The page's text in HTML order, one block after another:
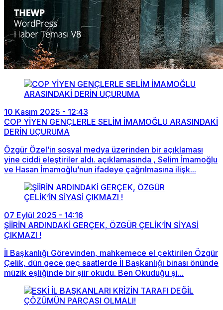
10 Kasım 2025 - 12:43
COP YİYEN GENÇLERLE SELİM İMAMOĞLU ARASINDAKİ
DERİN UÇURUMA
Özgür Özel’in sosyal medya üzerinden bir açıklaması
yine ciddi eleştiriler aldı. açıklamasında , Selim İmamoğlu
ve Hasan İmamoğlu’nun ifadeye çağrılmasına ilişk...
07 Eylül 2025 - 14:16
ŞİİRİN ARDINDAKİ GERÇEK, ÖZGÜR ÇELİK’İN SİYASİ
ÇIKMAZI !
İl Başkanlığı Görevinden, mahkemece el çektirilen Özgür
Çelik, dün gece geç saatlerde İl Başkanlığı binası önünde
müzik eşliğinde bir şiir okudu. Ben Okuduğu şi...